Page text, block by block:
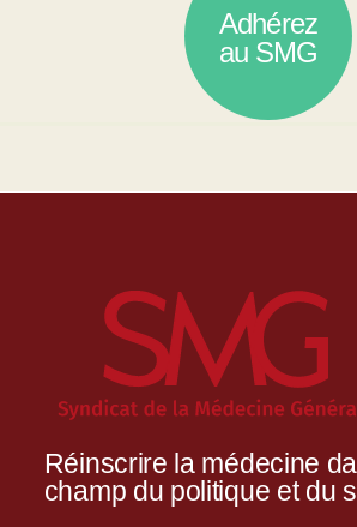
Adhérez
au SMG
Réinscrire la médecine
champ du politique et du